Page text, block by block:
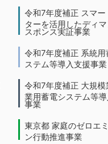
令和7年度補正 スマー
ターを活用したディ
スポンス実証事業
令和7年度補正 系統用
ステム等導入支援事業
令和7年度補正 大規模
業用蓄電システム等
事業
東京都 家庭のゼロエ
ン行動推進事業